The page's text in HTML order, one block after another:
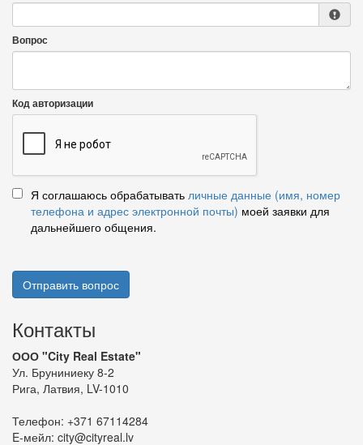
Вопрос
Код авторизации
Я соглашаюсь обрабатывать личные данные (имя, номер
телефона и адрес электронной почты) моей заявки для
дальнейшего общения.
Отправить вопрос
Контакты
ООО "City Real Estate"
Ул. Бруниниеку 8-2
Рига, Латвия, LV-1010
Телефон: +371 67114284
E-мейл: city@cityreal.lv